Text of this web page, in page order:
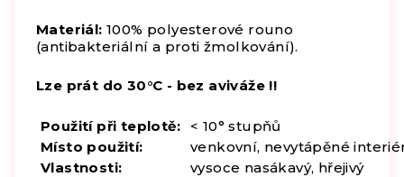
Materiál: 100% polyesterové rouno
(antibakteriální a proti žmolkování).
Lze prát do 30°C - bez aviváže !!
Použití při teplotě:
< 10° stupňů
Místo použití:
venkovní, nevytápěné
Vlastnosti:
vysoce nasákavý, hřejivý